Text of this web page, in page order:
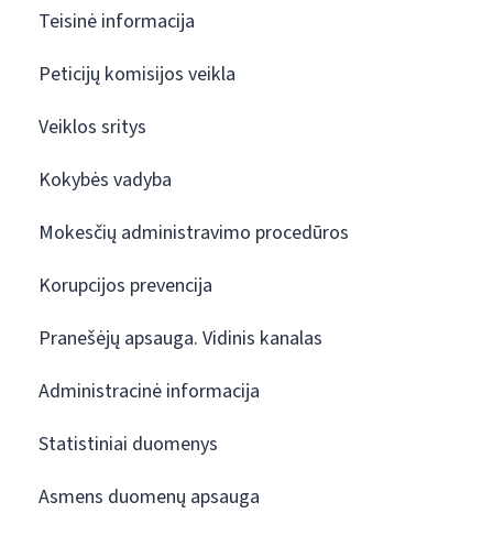
Teisinė informacija
Peticijų komisijos veikla
Veiklos sritys
Kokybės vadyba
Mokesčių administravimo procedūros
Korupcijos prevencija
Pranešėjų apsauga. Vidinis kanalas
Administracinė informacija
Statistiniai duomenys
Asmens duomenų apsauga